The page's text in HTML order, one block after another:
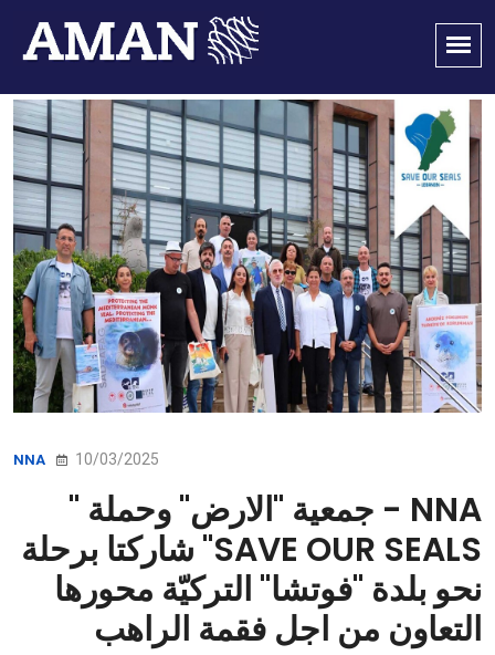
NNA 10/03/2025
NNA - جمعية "الارض" وحملة "
SAVE OUR SEALS" شاركتا برحلة
نحو بلدة "فوتشا" التركيّة محورها
التعاون من اجل فقمة الراهب